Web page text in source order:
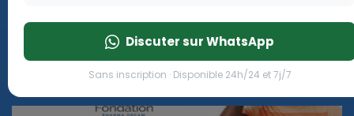
pique!
Discuter sur WhatsApp
Sans inscription · Disponible 24h/24 et 7j/7